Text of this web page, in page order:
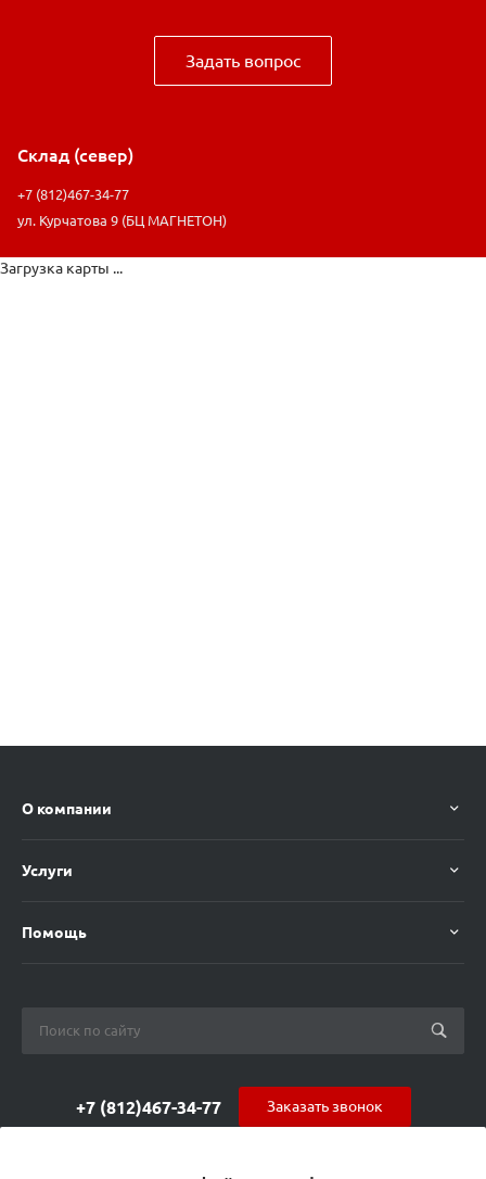
Задать вопрос
Склад (север)
+7 (812)467-34-77
ул. Курчатова 9 (БЦ МАГНЕТОН)
Загрузка карты ...
О компании
Услуги
Помощь
+7 (812)467-34-77 Заказать звонок